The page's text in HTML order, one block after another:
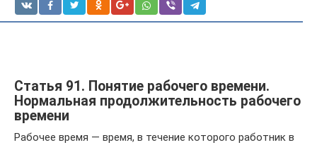
Статья 91. Понятие рабочего времени.
Нормальная продолжительность рабочего
времени
Рабочее время — время, в течение которого работник в